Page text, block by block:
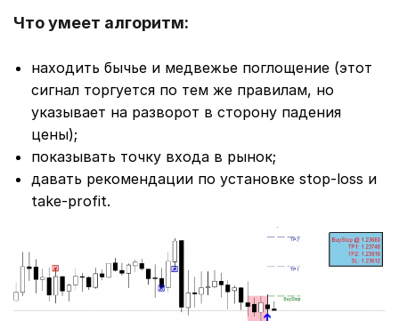
Что умеет алгоритм:
находить бычье и медвежье поглощение (этот
сигнал торгуется по тем же правилам, но
указывает на разворот в сторону падения
цены);
показывать точку входа в рынок;
давать рекомендации по установке stop-loss и
take-profit.